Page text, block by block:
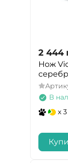
2 444
Нож
В
x